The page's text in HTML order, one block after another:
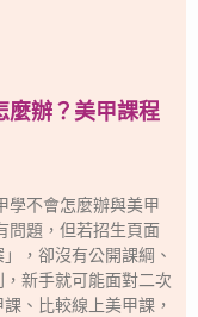
麼辦？美甲課程
學不會怎麼辦與美甲
問題，但若招生頁面
，卻沒有公開課綱、
新手就可能面對二次
、比較線上美甲課，